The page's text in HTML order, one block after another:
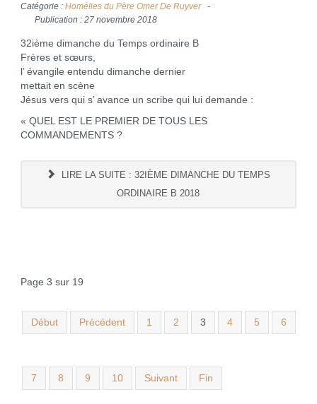
Catégorie : Homélies du Père Omer De Ruyver
Publication : 27 novembre 2018
32ième dimanche du Temps ordinaire B
Frères et sœurs,
l’ évangile entendu dimanche dernier
mettait en scène
Jésus vers qui s’ avance un scribe qui lui demande :
« QUEL EST LE PREMIER DE TOUS LES
COMMANDEMENTS ?
LIRE LA SUITE : 32IÈME DIMANCHE DU TEMPS
ORDINAIRE B 2018
Page 3 sur 19
Début Précédent 1 2 3 4 5 6
7 8 9 10 Suivant Fin